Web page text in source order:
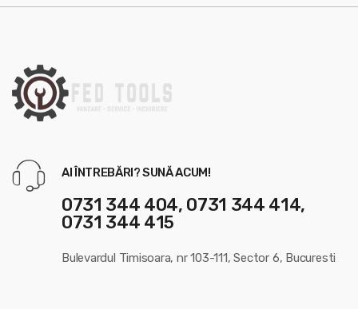
o
AI ÎNTREBĂRI? SUNĂ ACUM!
0731 344 404, 0731 344 414,
0731 344 415
Bulevardul Timisoara, nr 103-111, Sector 6, Bucuresti